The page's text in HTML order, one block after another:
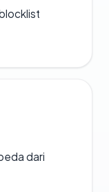
dari